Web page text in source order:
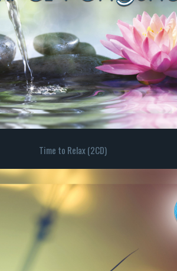
Time to Relax (2CD)